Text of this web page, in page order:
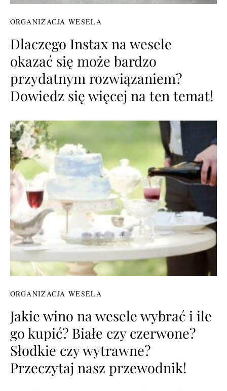
ORGANIZACJA WESELA
Dlaczego Instax na wesele
okazać się może bardzo
przydatnym rozwiązaniem?
Dowiedz się więcej na ten temat!
ORGANIZACJA WESELA
Jakie wino na wesele wybrać i ile
go kupić? Białe czy czerwone?
Słodkie czy wytrawne?
Przeczytaj nasz przewodnik!